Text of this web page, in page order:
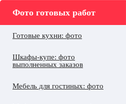
Фото готовых работ
Готовые кухни: фото
Шкафы-купе: фото
выполненных заказов
Мебель для гостиных: фото